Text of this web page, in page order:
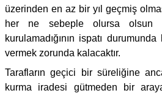
üzerinden en az bir yıl geçmiş
her ne sebeple olursa olsun
kurulamadığının ispatı
vermek zorunda kalacaktır.
Tarafların geçici bir süreliğine
kurma iradesi gütmeden bir